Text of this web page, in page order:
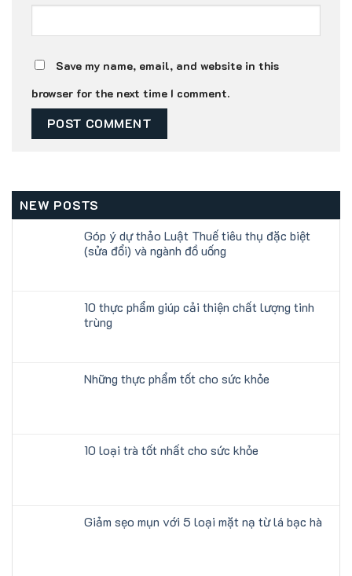
Save my name, email, and website in this
browser for the next time I comment.
NEW POSTS
Góp ý dự thảo Luật Thuế tiêu thụ đặc biệt
(sửa đổi) và ngành đồ uống
10 thực phẩm giúp cải thiện chất lượng tinh
trùng
Những thực phẩm tốt cho sức khỏe
10 loại trà tốt nhất cho sức khỏe
Giảm sẹo mụn với 5 loại mặt nạ từ lá bạc hà